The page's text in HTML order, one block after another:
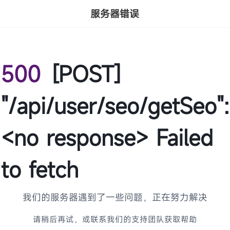
服务器错误
500 [POST]
"/api/user/seo/getSeo":
<no response> Failed
to fetch
我们的服务器遇到了一些问题，正在努力解决
请稍后再试，或联系我们的支持团队获取帮助